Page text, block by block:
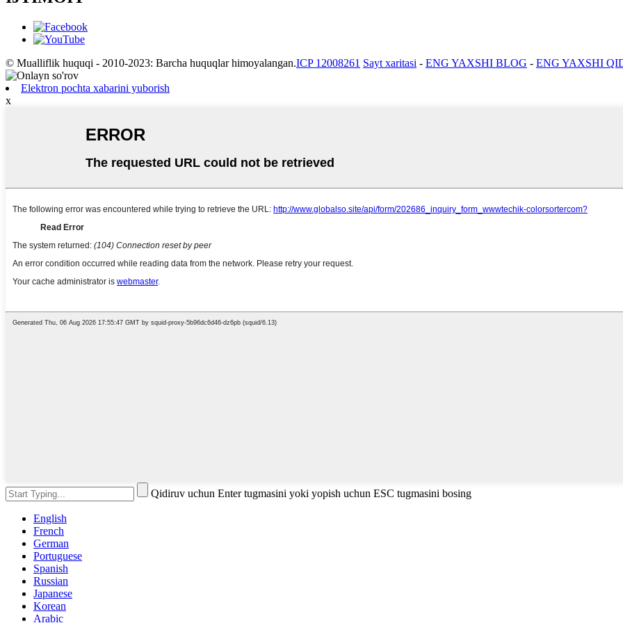
© Mualliflik huquqi - 2010-2023: Barcha huquqlar himoyalangan.ICP 12008261 Sayt xaritasi - ENG YAXSHI BLOG - ENG YAXSHI
Elektron pochta xabarini yuborish
x
Qidiruv uchun Enter tugmasini yoki yopish uchun ESC tugmasini bosing
English
French
German
Portuguese
Spanish
Russian
Japanese
Korean
Arabic